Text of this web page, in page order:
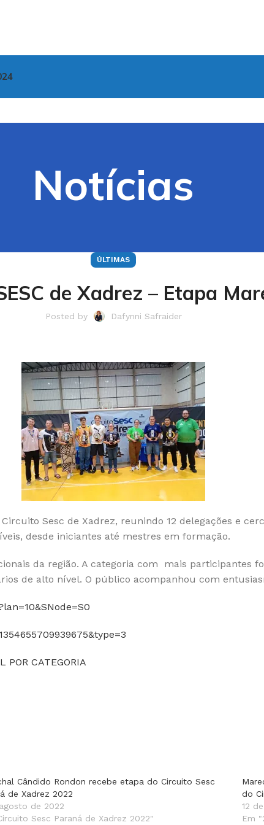
Notícias
ÚLTIMAS
de Xadrez – Etapa
Posted by Dafynni Safraider
Sesc de Xadrez, reunindo 12 delegações e
desde iniciantes até mestres em formação.
da região. A categoria com mais participantes
de alto nível. O público acompanhou com
POR CATEGORIA
Cândido Rondon recebe etapa do Circuito Sesc
de Xadrez 2022
de 2022
Sesc Paraná de Xadrez 2022"
do
12
Em